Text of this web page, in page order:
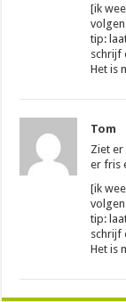
[ik
tip:
schrijf
Het is
Tom
Ziet er
er fris
[ik
tip:
schrijf
Het is